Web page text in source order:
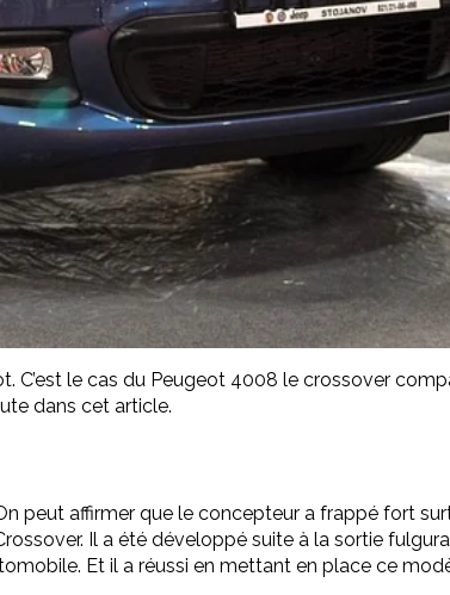
le cas du Peugeot 4008 le crossover
dans cet article.
peut affirmer que le concepteur a frappé fort
Il a été développé suite à la sortie
Et il a réussi en mettant en place ce